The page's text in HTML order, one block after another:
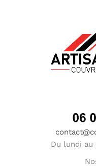
Du lundi au